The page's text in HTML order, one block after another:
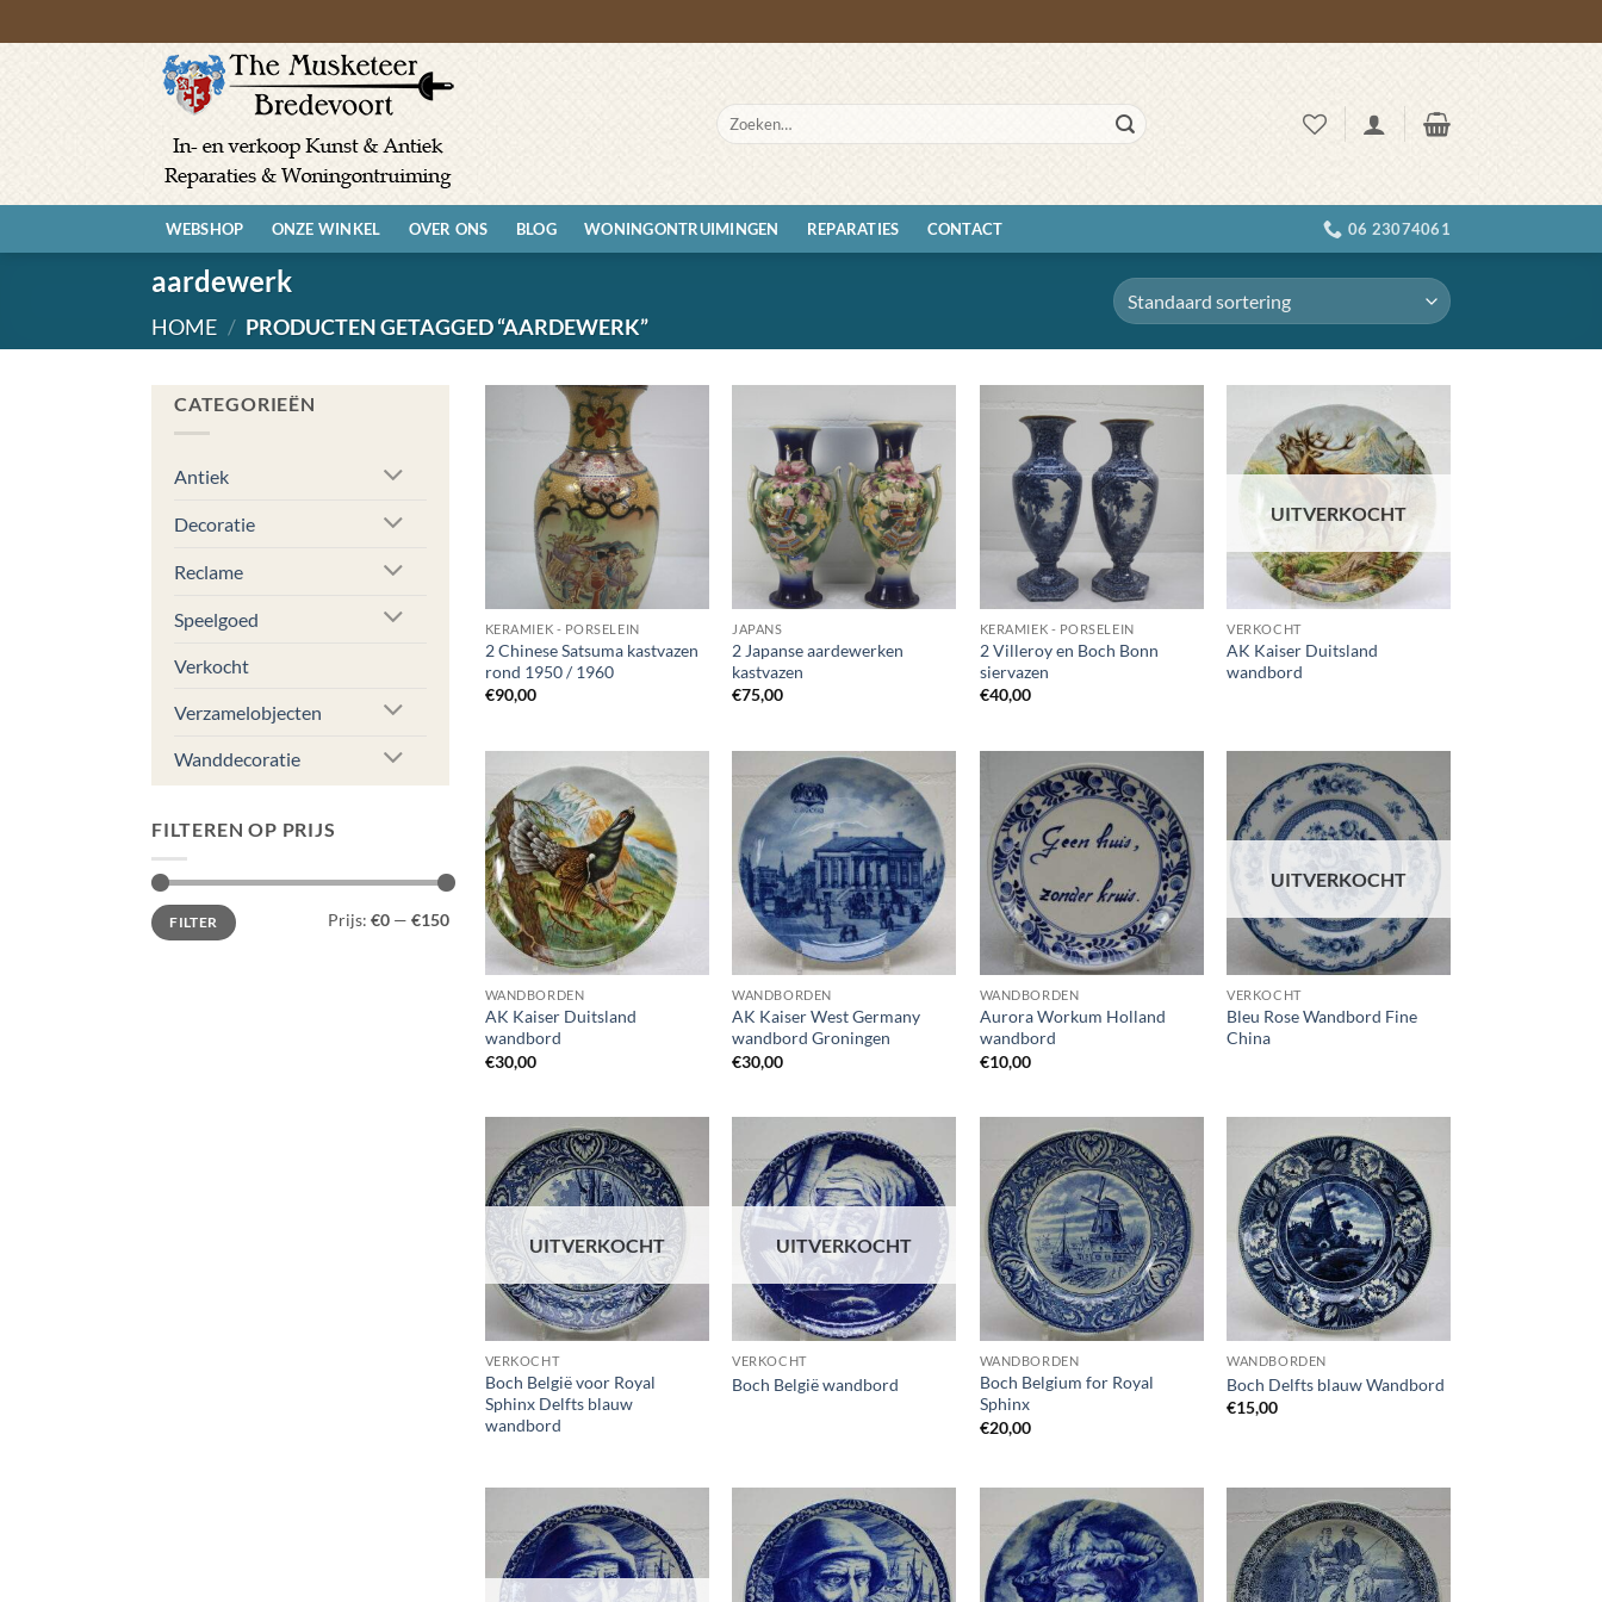
naar
Zoeken
naar:
WEBSHOP ONZE WINKEL OVER ONS BLOG WONINGONTRUIMINGEN REPARATIES CONTACT 06 23074061
aardewerk
HOME / PRODUCTEN GETAGGED “AARDEWERK”
CATEGORIEËN
Antiek
Decoratie
Reclame
Speelgoed
Verkocht
Verzamelobjecten
Wanddecoratie
FILTEREN OP PRIJS
Min.
prijs
Max.
prijsFILTER Prijs: €0 — €150
Toevoegen
aan
wenslijst
KERAMIEK - PORSELEIN
2 Chinese Satsuma kastvazen
rond 1950 / 1960
€90,00
Toevoegen
aan
wenslijst
JAPANS
2 Japanse aardewerken
kastvazen
€75,00
Toevoegen
aan
wenslijst
KERAMIEK - PORSELEIN
2 Villeroy en Boch Bonn
siervazen
€40,00
Toevoegen
aan
wenslijst
UITVERKOCHT
VERKOCHT
AK Kaiser Duitsland
wandbord
Toevoegen
aan
wenslijst
WANDBORDEN
AK Kaiser Duitsland
wandbord
€30,00
Toevoegen
aan
wenslijst
WANDBORDEN
AK Kaiser West Germany
wandbord Groningen
€30,00
Toevoegen
aan
wenslijst
WANDBORDEN
Aurora Workum Holland
wandbord
€10,00
Toevoegen
aan
UITVERKOCHT
VERKOCHT
Bleu Rose Wandbord Fine
China
Toevoegen
aan
wenslijst
UITVERKOCHT
VERKOCHT
Boch België voor Royal
Sphinx Delfts blauw
wandbord
Toevoegen
aan
wenslijst
UITVERKOCHT
VERKOCHT
Boch België wandbord
Toevoegen
aan
wenslijst
WANDBORDEN
Boch Belgium for Royal
Sphinx
€20,00
Toevoegen
aan
wenslijst
WANDBORDEN
Boch Delfts blauw Wandbord
€15,00
Toevoegen
aan
wenslijst
Toevoegen
aan
wenslijst
Toevoegen
aan
wenslijst
Toevoegen
aan
wenslijst